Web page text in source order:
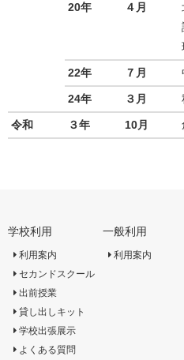
20年 ４月
22年 ７月
24年 ３月
令和 ３年 10月
学校利用
利用案内
セカンドスクール
出前授業
貸し出しキット
学校出張展示
よくある質問
一般利用
利用案内